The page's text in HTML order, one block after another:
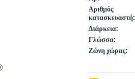
Αριθμός
κατασκευαστή:
Διάρκεια:
Γλώσσα:
Ζώνη χώρας: